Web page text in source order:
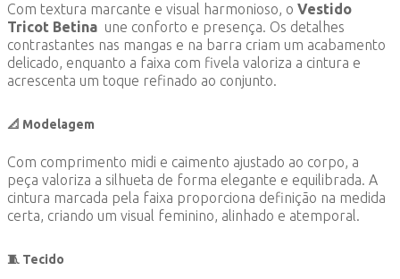
Com textura marcante e visual harmonioso, o Vestido
Tricot Betina une conforto e presença. Os detalhes
contrastantes nas mangas e na barra criam um acabamento
delicado, enquanto a faixa com fivela valoriza a cintura e
acrescenta um toque refinado ao conjunto.
📐 Modelagem
Com comprimento midi e caimento ajustado ao corpo, a
peça valoriza a silhueta de forma elegante e equilibrada. A
cintura marcada pela faixa proporciona definição na medida
certa, criando um visual feminino, alinhado e atemporal.
🧵 Tecido